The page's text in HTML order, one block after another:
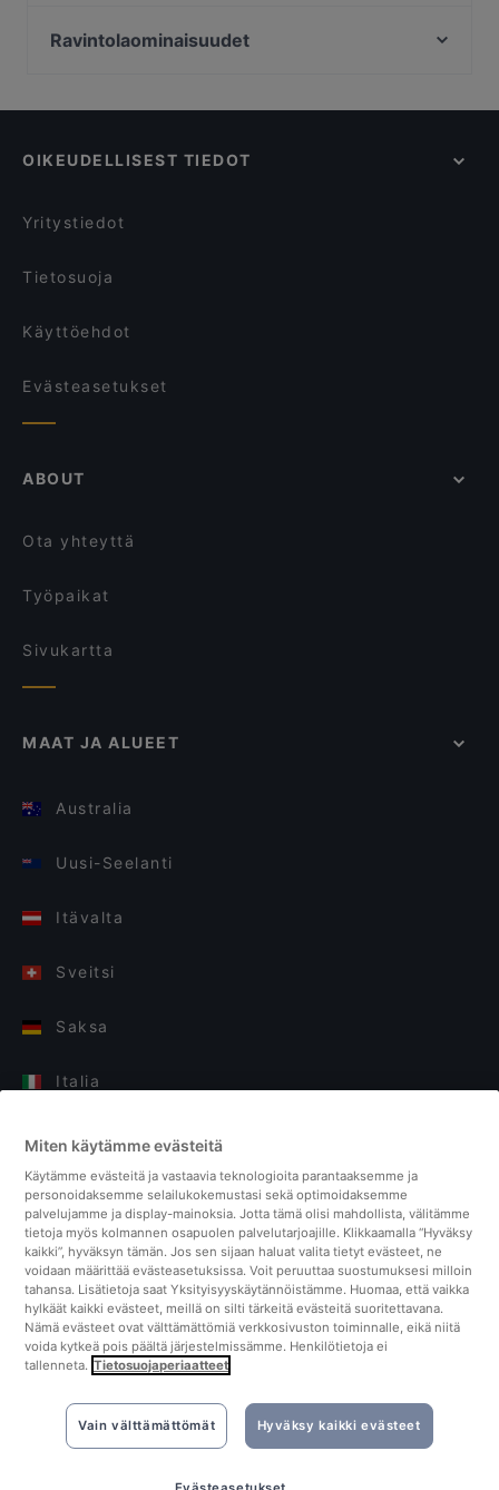
Southpark
Restaurant Armenian House
Amex Exclusive: Ravintola Muru
Moko Market Punavuori / Kabinettivaraukset
Chicken Joint Lönkka
Ravintolaominaisuudet
Ravintolat, We speak English, Helsinki
OIKEUDELLISEST TIEDOT
Yritystiedot
Tietosuoja
Käyttöehdot
Evästeasetukset
ABOUT
Ota yhteyttä
Työpaikat
Sivukartta
MAAT JA ALUEET
Australia
Uusi-Seelanti
Itävalta
Sveitsi
Saksa
Italia
Suomi
Yhdistyneet kuningaskunnat
Turkki
Alankomaat
Singapore
Miten käytämme evästeitä
Käytämme evästeitä ja vastaavia teknologioita parantaaksemme ja
personoidaksemme selailukokemustasi sekä optimoidaksemme
palvelujamme ja display-mainoksia. Jotta tämä olisi mahdollista, välitämme
tietoja myös kolmannen osapuolen palvelutarjoajille. Klikkaamalla “Hyväksy
kaikki”, hyväksyn tämän. Jos sen sijaan haluat valita tietyt evästeet, ne
voidaan määrittää evästeasetuksissa. Voit peruuttaa suostumuksesi milloin
tahansa. Lisätietoja saat Yksityisyyskäytännöistämme. Huomaa, että vaikka
hylkäät kaikki evästeet, meillä on silti tärkeitä evästeitä suoritettavana.
Nämä evästeet ovat välttämättömiä verkkosivuston toiminnalle, eikä niitä
voida kytkeä pois päältä järjestelmissämme. Henkilötietoja ei
tallenneta. Tietosuojaperiaatteet
Vain välttämättömät Hyväksy kaikki evästeet